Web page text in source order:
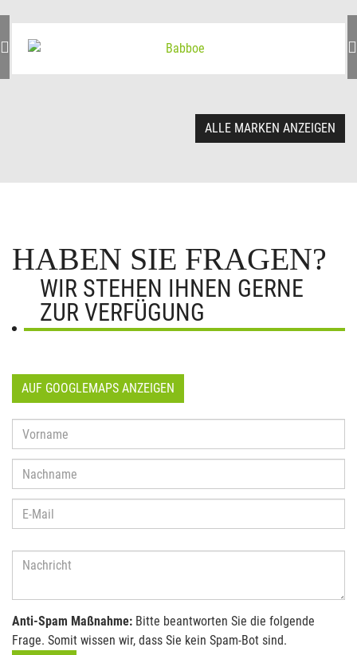
ALLE MARKEN ANZEIGEN
HABEN SIE FRAGEN?
WIR STEHEN IHNEN GERNE
ZUR VERFÜGUNG
AUF GOOGLEMAPS ANZEIGEN
Anti-Spam Maßnahme: Bitte beantworten Sie die folgende
Frage. Somit wissen wir, dass Sie kein Spam-Bot sind.